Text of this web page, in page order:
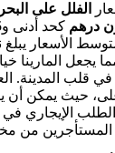
الفلل على
كحد أدنى و
الأسعار يبلغ
يجعل المارينا
قلب المدينة.
حيث يمكن
الإيجاري في